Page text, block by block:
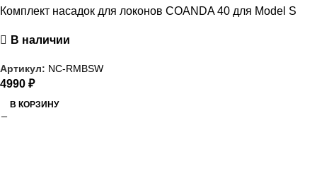
Комплект насадок для локонов COANDA 40 для Model S
В наличии
Артикул: NC-RMBSW
4990 ₽
В КОРЗИНУ